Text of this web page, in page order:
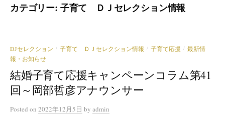
カテゴリー: 子育て ＤＪセレクション情報
DJセレクション / 子育て ＤＪセレクション情報 / 子育て応援 / 最新情
報・お知らせ
結婚子育て応援キャンペーンコラム第41
回～岡部哲彦アナウンサー
Posted on 2022年12月5日 by admin